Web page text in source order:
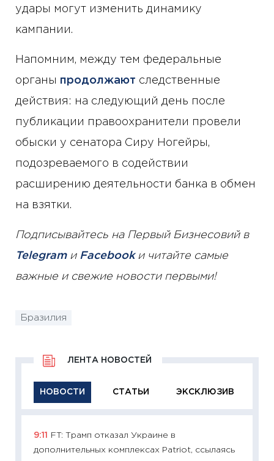
удары могут изменить динамику
кампании.
Напомним, между тем федеральные
органы продолжают следственные
действия: на следующий день после
публикации правоохранители провели
обыски у сенатора Сиру Ногейры,
подозреваемого в содействии
расширению деятельности банка в обмен
на взятки.
Подписывайтесь на Первый Бизнесовий в
Telegramи Facebookи читайте самые
важные и свежие новости первыми!
Бразилия
НОВОСТИ СТАТЬИ ЭКСКЛЮЗИВ
ЛЕНТА НОВОСТЕЙ
9:11
FT: Трамп отказал Украине в
дополнительных комплексах Patriot, ссылаясь